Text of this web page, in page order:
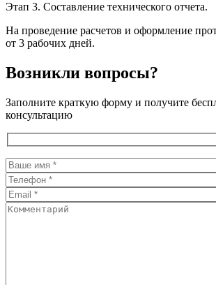
Этап 3. Составление технического отчета.
На проведение расчетов и оформление
от 3 рабочих дней.
Возникли вопросы?
Заполните краткую форму и получите
консультацию